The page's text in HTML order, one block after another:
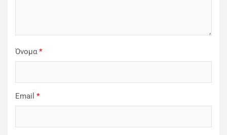
Όνομα *
Email *